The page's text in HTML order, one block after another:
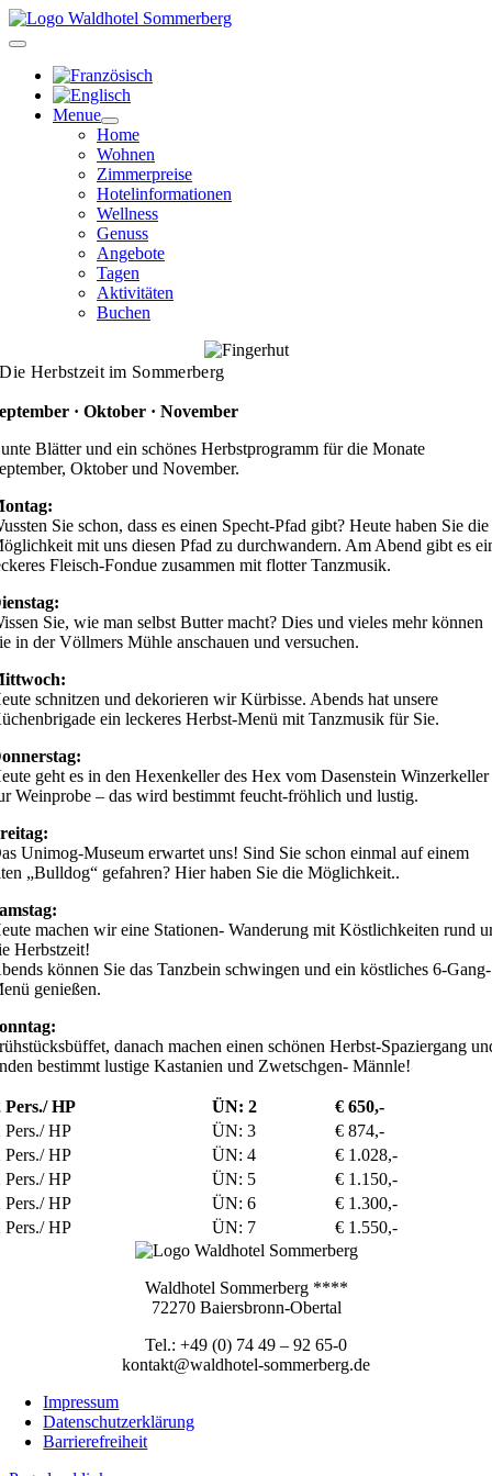
Zum
Inhalt
Menue
Home
Wohnen
Zimmerpreise
Hotelinformationen
Wellness
Genuss
Angebote
Tagen
Aktivitäten
Buchen
Die Herbstzeit im Sommerberg
· Oktober · November
Blätter und ein schönes Herbstprogramm für die Monate
Oktober und November.
Sie schon, dass es einen Specht-Pfad gibt? Heute haben Sie die
mit uns diesen Pfad zu durchwandern. Am Abend gibt es
Fleisch-Fondue zusammen mit flotter Tanzmusik.
Sie, wie man selbst Butter macht? Dies und vieles mehr können
in der Völlmers Mühle anschauen und versuchen.
schnitzen und dekorieren wir Kürbisse. Abends hat unsere
ein leckeres Herbst-Menü mit Tanzmusik für Sie.
geht es in den Hexenkeller des Hex vom Dasenstein Winzerkeller
Weinprobe – das wird bestimmt feucht-fröhlich und lustig.
Unimog-Museum erwartet uns! Sind Sie schon einmal auf einem
„Bulldog“ gefahren? Hier haben Sie die Möglichkeit..
machen wir eine Stationen- Wanderung mit Köstlichkeiten rund
Herbstzeit!
können Sie das Tanzbein schwingen und ein köstliches 6-Gang-
genießen.
danach machen einen schönen Herbst-Spaziergang
bestimmt lustige Kastanien und Zwetschgen- Männle!
Pers./ HP ÜN: 2
€ 650,-
Pers./ HP
ÜN: 3
€ 874,-
Pers./ HP
ÜN: 4
€ 1.028,-
Pers./ HP
ÜN: 5
€ 1.150,-
Pers./ HP
ÜN: 6
€ 1.300,-
Pers./ HP
ÜN: 7 € 1.550,-
Waldhotel Sommerberg ****
72270 Baiersbronn-Obertal
Tel.: +49 (0) 74 49 – 92 65-0
kontakt@waldhotel-sommerberg.de
Impressum
Datenschutzerklärung
Barrierefreiheit